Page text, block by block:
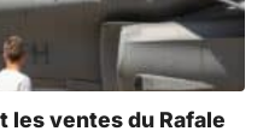
les ventes du Rafale